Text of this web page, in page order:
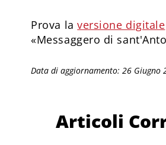
Prova laversione digitale
«Messaggero di
Data di aggiornamento: 26 Giugno
Articoli